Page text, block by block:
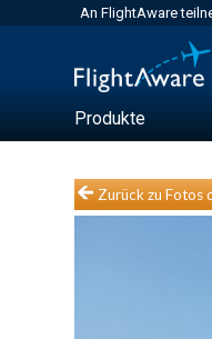
An FlightAware
Produkte
Zurück zu Fotos